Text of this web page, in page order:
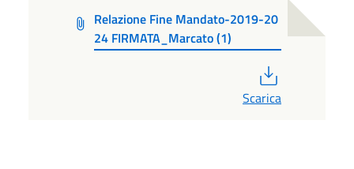
Relazione Fine Mandato-2019-20
24 FIRMATA_Marcato (1)
Scarica